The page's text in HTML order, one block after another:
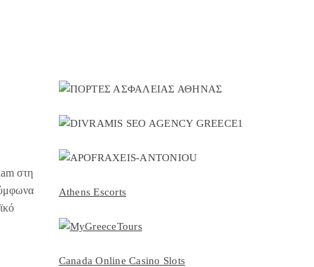
στη
Athens Escorts
Canada Online Casino Slots